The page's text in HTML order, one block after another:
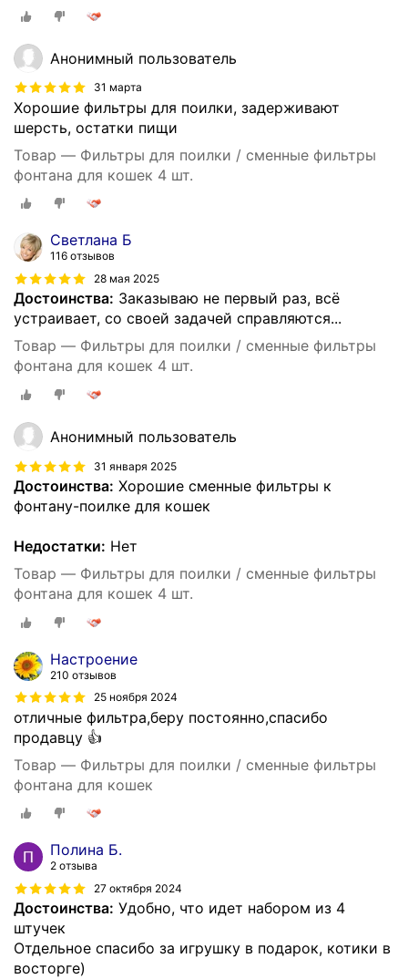
Анонимный пользователь
31 марта
Хорошие фильтры для поилки, задерживают
шерсть, остатки пищи
Товар — Фильтры для поилки / сменные фильтры
фонтана для кошек 4 шт.
Светлана Б
116 отзывов
28 мая 2025
Достоинства: Заказываю не первый раз, всё
устраивает, со своей задачей справляются...
Товар — Фильтры для поилки / сменные фильтры
фонтана для кошек 4 шт.
Анонимный пользователь
31 января 2025
Достоинства: Хорошие сменные фильтры к
фонтану-поилке для кошек
Недостатки: Нет
Товар — Фильтры для поилки / сменные фильтры
фонтана для кошек 4 шт.
Настроение
210 отзывов
25 ноября 2024
отличные фильтра,беру постоянно,спасибо
продавцу 👍
Товар — Фильтры для поилки / сменные фильтры
фонтана для кошек
Полина Б.
2 отзыва
27 октября 2024
Достоинства: Удобно, что идет набором из 4
штучек
Отдельное спасибо за игрушку в подарок, котики в
восторге)